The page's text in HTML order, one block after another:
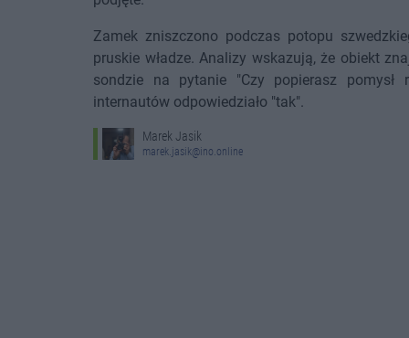
Zamek zniszczono podczas potopu
pruskie władze. Analizy wskazują, że obiekt
sondzie na pytanie "Czy popierasz
internautów odpowiedziało "tak".
Marek Jasik
marek.jasik@ino.online